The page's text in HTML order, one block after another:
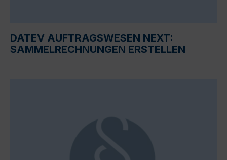
DATEV AUFTRAGSWESEN NEXT:
SAMMELRECHNUNGEN ERSTELLEN